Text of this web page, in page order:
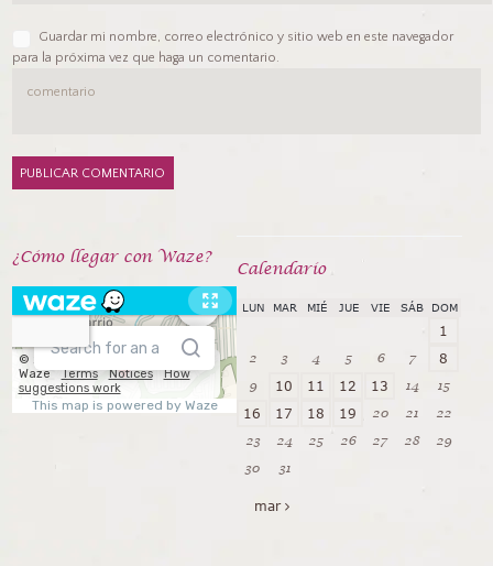
Guardar mi nombre, correo electrónico y sitio web en este navegador
para la próxima vez que haga un comentario.
¿Cómo llegar con Waze?
Calendarío
LUN MAR MIÉ JUE VIE SÁB DOM
1
2 3 4 5 6 7 8
9 10 11 12 13 14 15
16 17 18 19 20 21
22
23
24 25 26 27 28
29
30
31
mar